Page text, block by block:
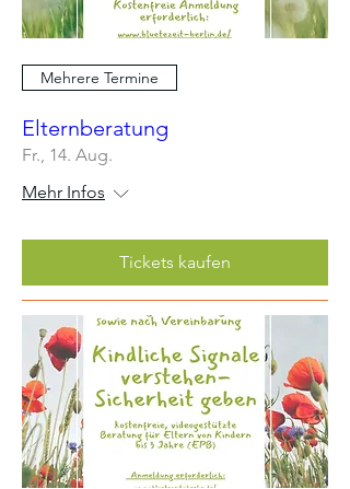
Mehrere Termine
Elternberatung
Fr., 14. Aug.
Mehr Infos
Tickets kaufen